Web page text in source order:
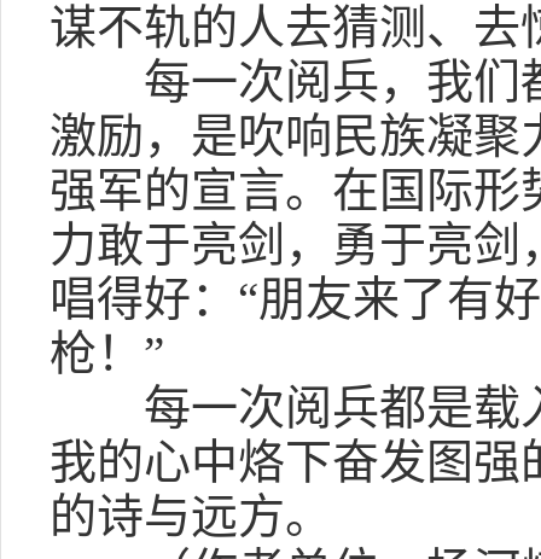
谋不轨的人去猜测、去
每一次阅兵，我们
激励，是吹响民族凝
强军的宣言。在国际
力敢于亮剑，勇于亮
唱得好：“朋友来了有
枪！”
每一次阅兵都是载
我的心中烙下奋发图
的诗与远方。